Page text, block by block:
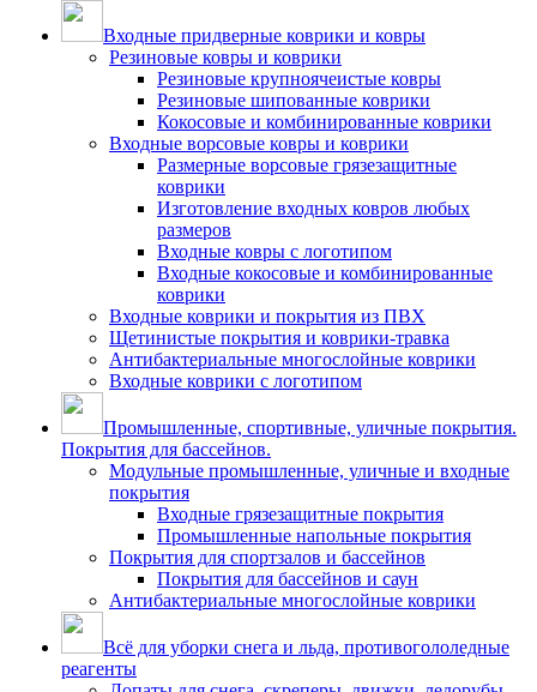
Входные придверные коврики и ковры
Резиновые ковры и коврики
Резиновые крупноячеистые ковры
Резиновые шипованные коврики
Кокосовые и комбинированные коврики
Входные ворсовые ковры и коврики
Размерные ворсовые грязезащитные
коврики
Изготовление входных ковров любых
размеров
Входные ковры с логотипом
Входные кокосовые и комбинированные
коврики
Входные коврики и покрытия из ПВХ
Щетинистые покрытия и коврики-травка
Антибактериальные многослойные коврики
Входные коврики с логотипом
Промышленные, спортивные, уличные покрытия.
Покрытия для бассейнов.
Модульные промышленные, уличные и входные
покрытия
Входные грязезащитные покрытия
Промышленные напольные покрытия
Покрытия для спортзалов и бассейнов
Покрытия для бассейнов и саун
Антибактериальные многослойные коврики
Всё для уборки снега и льда, противогололедные
реагенты